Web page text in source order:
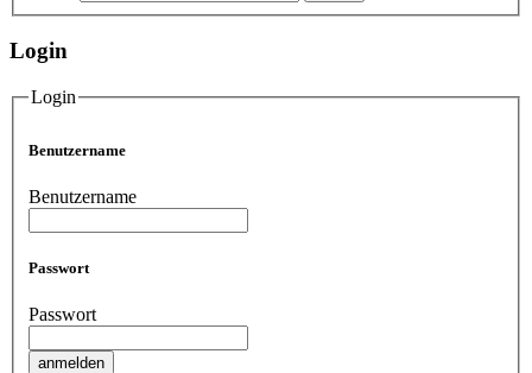
Login
Login
Benutzername
Benutzername
Passwort
Passwort